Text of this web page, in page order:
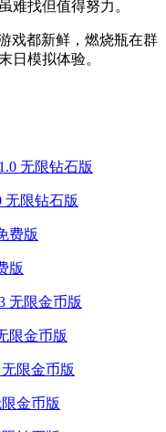
难找但值得努力。
戏都新鲜，燃烧瓶在群
日模拟体验。
无限钻石版
版
限金币版
金币版